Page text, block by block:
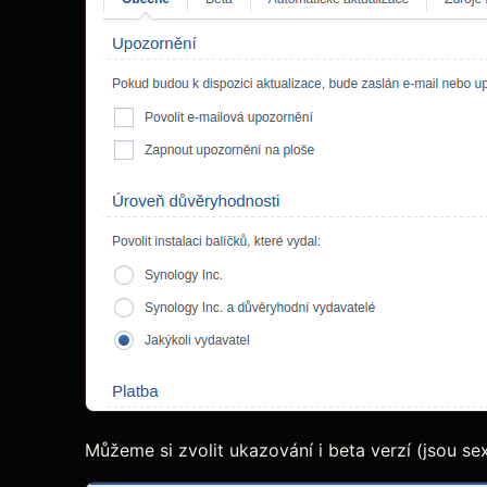
Můžeme si zvolit ukazování i beta verzí (jsou